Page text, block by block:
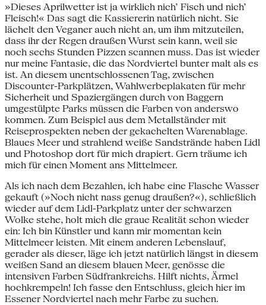
»Dieses Aprilwetter ist ja wirklich nich’ Fisch und nich’
Fleisch!« Das sagt die Kassiererin natürlich nicht. Sie
lächelt den Veganer auch nicht an, um ihm mitzuteilen,
dass ihr der Regen draußen Wurst sein kann, weil sie
noch sechs Stunden Pizzen scannen muss. Das ist wieder
nur meine Fantasie, die das Nordviertel bunter malt als es
ist. An diesem unentschlossenen Tag, zwischen
Discounter-Parkplätzen, Wahlwerbeplakaten für mehr
Sicherheit und Spaziergängen durch von Baggern
umgestülpte Parks müssen die Farben von anderswo
kommen. Zum Beispiel aus dem Metallständer mit
Reiseprospekten neben der gekachelten Warenablage.
Blaues Meer und strahlend weiße Sandstrände haben Lidl
und Photoshop dort für mich drapiert. Gern träume ich
mich für einen Moment ans Mittelmeer.
Als ich nach dem Bezahlen, ich habe eine Flasche Wasser
gekauft (»Noch nicht nass genug draußen?«), schließlich
wieder auf dem Lidl-Parkplatz unter der schwarzen
Wolke stehe, holt mich die graue Realität schon wieder
ein: Ich bin Künstler und kann mir momentan kein
Mittelmeer leisten. Mit einem anderen Lebenslauf,
gerader als dieser, läge ich jetzt natürlich längst in diesem
weißen Sand an diesem blauen Meer, genösse die
intensiven Farben Südfrankreichs. Hilft nichts, Ärmel
hochkrempeln! Ich fasse den Entschluss, gleich hier im
Essener Nordviertel nach mehr Farbe zu suchen.